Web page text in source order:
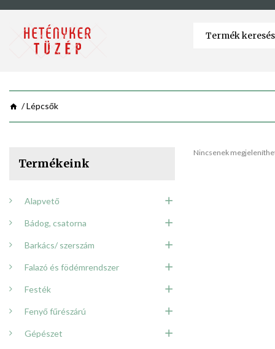
Lépcsők
Termékeink
Alapvető
Bádog, csatorna
Barkács/ szerszám
Falazó és födémrendszer
Festék
Fenyő fűrészárú
Gépészet
Nincsenek